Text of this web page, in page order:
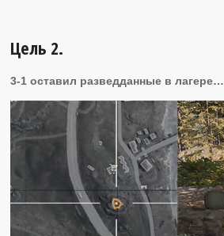
Цель 2.
3-1 оставил разведданные в лагере…